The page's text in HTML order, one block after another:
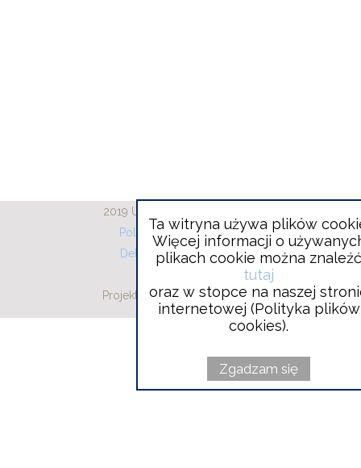
Ta witryna używa plików
Więcej informacji o
plikach cookie można znaleźć
tutaj
oraz w stopce na naszej
internetowej (Polityka plików
cookies).
Zgadzam się
2019 Urząd Gminy Wieliszew
Polityka plików cookies
Deklaracja dostępności
Projekt i wykonanie:Will
open
Vobacom